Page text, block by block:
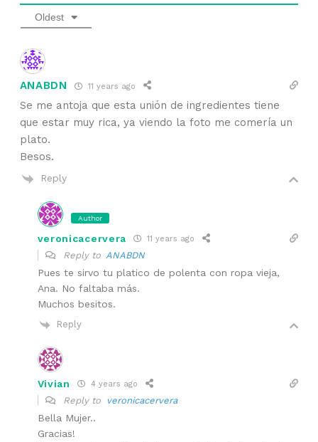
Oldest
ANABDN 11 years ago
Se me antoja que esta unión de ingredientes tiene
que estar muy rica, ya viendo la foto me comería un
plato.
Besos.
Reply
Author
veronicacervera 11 years ago
Reply to ANABDN
Pues te sirvo tu platico de polenta con ropa vieja,
Ana. No faltaba más.
Muchos besitos.
Reply
Vivian 4 years ago
Reply to veronicacervera
Bella Mujer..
Gracias!